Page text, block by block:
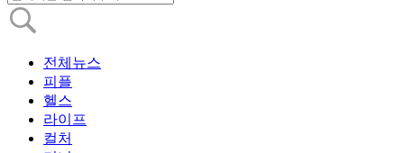
전체뉴스
피플
헬스
라이프
컬처